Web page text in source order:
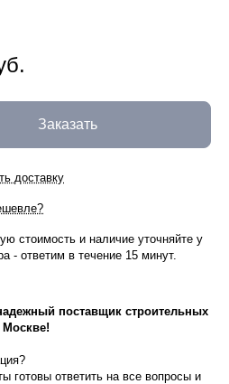
Заказать
доставку
стоимость и наличие уточняйте у
- ответим в течение 15 минут.
поставщик строительных
Москве!
готовы ответить на все вопросы и